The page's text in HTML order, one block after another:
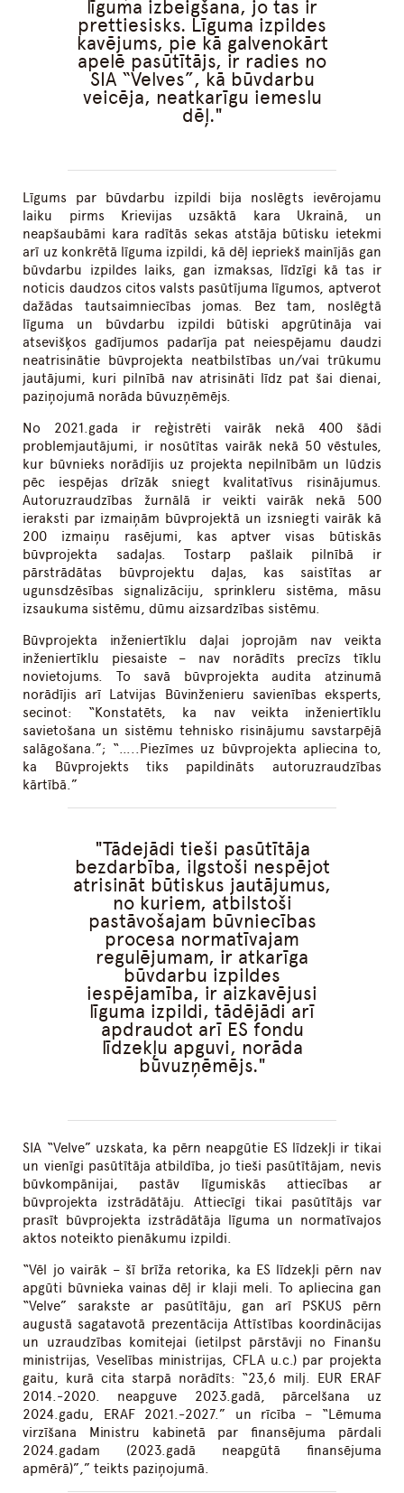
līguma izbeigšana, jo tas ir
prettiesisks. Līguma izpildes
kavējums, pie kā galvenokārt
apelē pasūtītājs, ir radies no
SIA “Velves”, kā būvdarbu
veicēja, neatkarīgu iemeslu
dēļ.
Līgums par būvdarbu izpildi bija noslēgts ievērojamu
laiku pirms Krievijas uzsāktā kara Ukrainā, un
neapšaubāmi kara radītās sekas atstāja būtisku ietekmi
arī uz konkrētā līguma izpildi, kā dēļ iepriekš mainījās gan
būvdarbu izpildes laiks, gan izmaksas, līdzīgi kā tas ir
noticis daudzos citos valsts pasūtījuma līgumos, aptverot
dažādas tautsaimniecības jomas. Bez tam, noslēgtā
līguma un būvdarbu izpildi būtiski apgrūtināja vai
atsevišķos gadījumos padarīja pat neiespējamu daudzi
neatrisinātie būvprojekta neatbilstības un/vai trūkumu
jautājumi, kuri pilnībā nav atrisināti līdz pat šai dienai,
paziņojumā norāda būvuzņēmējs.
No 2021.gada ir reģistrēti vairāk nekā 400 šādi
problemjautājumi, ir nosūtītas vairāk nekā 50 vēstules,
kur būvnieks norādījis uz projekta nepilnībām un lūdzis
pēc iespējas drīzāk sniegt kvalitatīvus risinājumus.
Autoruzraudzības žurnālā ir veikti vairāk nekā 500
ieraksti par izmaiņām būvprojektā un izsniegti vairāk kā
200 izmaiņu rasējumi, kas aptver visas būtiskās
būvprojekta sadaļas. Tostarp pašlaik pilnībā ir
pārstrādātas būvprojektu daļas, kas saistītas ar
ugunsdzēsības signalizāciju, sprinkleru sistēma, māsu
izsaukuma sistēmu, dūmu aizsardzības sistēmu.
Būvprojekta inženiertīklu daļai joprojām nav veikta
inženiertīklu piesaiste – nav norādīts precīzs tīklu
novietojums. To savā būvprojekta audita atzinumā
norādījis arī Latvijas Būvinženieru savienības eksperts,
secinot: “Konstatēts, ka nav veikta inženiertīklu
savietošana un sistēmu tehnisko risinājumu savstarpējā
salāgošana.”; “…..Piezīmes uz būvprojekta apliecina to,
ka Būvprojekts tiks papildināts autoruzraudzības
kārtībā.”
Tādejādi tieši pasūtītāja
bezdarbība, ilgstoši nespējot
atrisināt būtiskus jautājumus,
no kuriem, atbilstoši
pastāvošajam būvniecības
procesa normatīvajam
regulējumam, ir atkarīga
būvdarbu izpildes
iespējamība, ir aizkavējusi
līguma izpildi, tādējādi arī
apdraudot arī ES fondu
līdzekļu apguvi, norāda
būvuzņēmējs.
SIA “Velve” uzskata, ka pērn neapgūtie ES līdzekļi ir tikai
un vienīgi pasūtītāja atbildība, jo tieši pasūtītājam, nevis
būvkompānijai, pastāv līgumiskās attiecības ar
būvprojekta izstrādātāju. Attiecīgi tikai pasūtītājs var
prasīt būvprojekta izstrādātāja līguma un normatīvajos
aktos noteikto pienākumu izpildi.
“Vēl jo vairāk – šī brīža retorika, ka ES līdzekļi pērn nav
apgūti būvnieka vainas dēļ ir klaji meli. To apliecina gan
“Velve” sarakste ar pasūtītāju, gan arī PSKUS pērn
augustā sagatavotā prezentācija Attīstības koordinācijas
un uzraudzības komitejai (ietilpst pārstāvji no Finanšu
ministrijas, Veselības ministrijas, CFLA u.c.) par projekta
gaitu, kurā cita starpā norādīts: “23,6 milj. EUR ERAF
2014.-2020. neapguve 2023.gadā, pārcelšana uz
2024.gadu, ERAF 2021.-2027.” un rīcība – “Lēmuma
virzīšana Ministru kabinetā par finansējuma pārdali
2024.gadam (2023.gadā neapgūtā finansējuma
apmērā)”,” teikts paziņojumā.